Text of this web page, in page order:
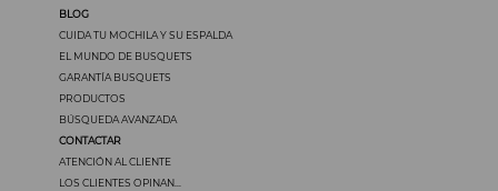
BLOG
CUIDA TU MOCHILA Y SU ESPALDA
EL MUNDO DE BUSQUETS
GARANTÍA BUSQUETS
PRODUCTOS
BÚSQUEDA AVANZADA
CONTACTAR
ATENCIÓN AL CLIENTE
LOS CLIENTES OPINAN...